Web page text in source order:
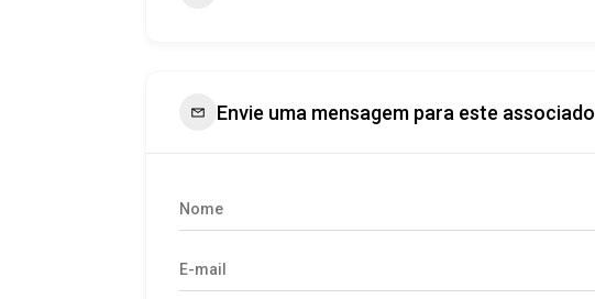
Envie uma mensagem para este associado